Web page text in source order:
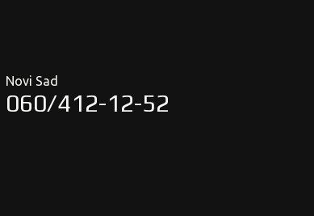
Novi Sad
060/412-12-52